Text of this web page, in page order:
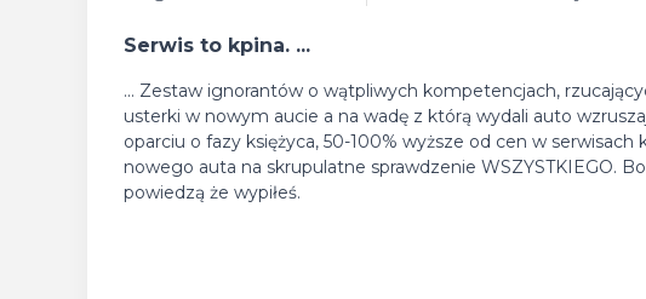
Serwis to kpina. ...
... Zestaw ignorantów o wątpliwych kompetencjach,
usterki w nowym aucie a na wadę z którą wydali auto
oparciu o fazy księżyca, 50-100% wyższe od cen w
nowego auta na skrupulatne sprawdzenie WSZYSTKIEGO.
powiedzą że wypiłeś.